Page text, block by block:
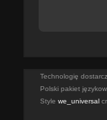
Technologię
Polski pakiet
Style we_universal